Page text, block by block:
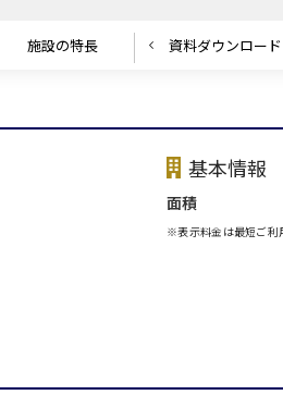
施設の特長 資料ダウンロード
基本情報
面積
※表示料金は最短ご利
ベルサール新